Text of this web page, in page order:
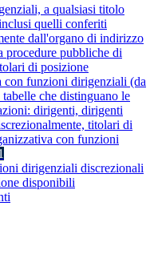
a qualsiasi titolo
quelli conferiti
dall'organo di indirizzo
procedure pubbliche di
di posizione
con funzioni dirigenziali (da
che distinguano le
dirigenti, dirigenti
titolari di
con funzioni
dirigenziali discrezionali
disponibili